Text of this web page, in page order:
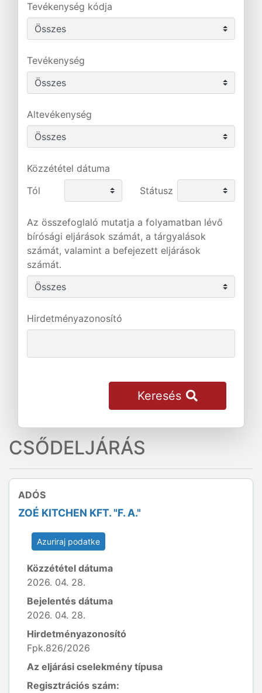
Tevékenység kódja
Tevékenység
Altevékenység
Közzététel dátuma
Tól
Státusz
Az összefoglaló mutatja a folyamatban lévő
bírósági eljárások számát, a tárgyalások
számát, valamint a befejezett eljárások
számát.
Hirdetményazonosító
Keresés
CSŐDELJÁRÁS
ADÓS
ZOÉ KITCHEN KFT. "F. A."
Azuriraj podatke
Közzététel dátuma
2026. 04. 28.
Bejelentés dátuma
2026. 04. 28.
Hirdetményazonosító
Fpk.826/2026
Az eljárási cselekmény típusa
Regisztrációs szám: